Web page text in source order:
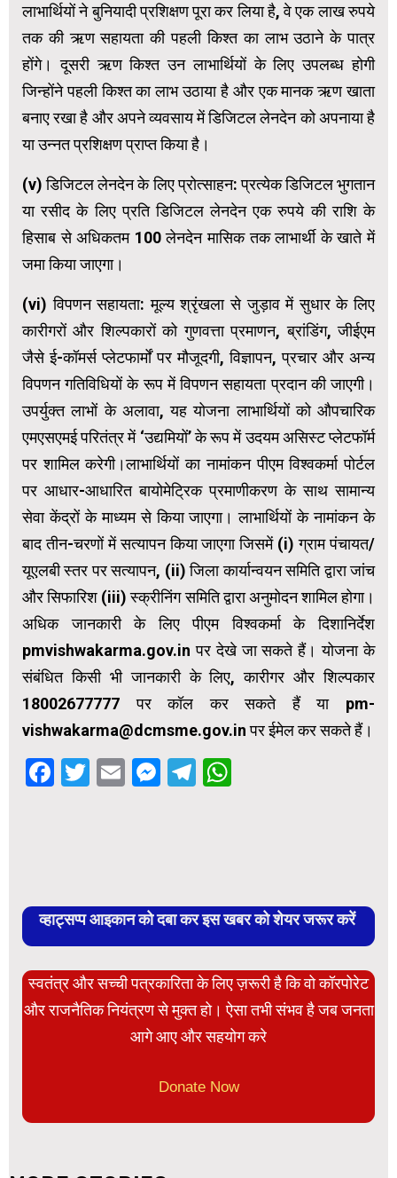
लाभार्थियों ने बुनियादी प्रशिक्षण पूरा कर लिया है, वे एक लाख रुपये
तक की ऋण सहायता की पहली किश्त का लाभ उठाने के पात्र
होंगे। दूसरी ऋण किश्त उन लाभार्थियों के लिए उपलब्ध होगी
जिन्होंने पहली किश्त का लाभ उठाया है और एक मानक ऋण खाता
बनाए रखा है और अपने व्यवसाय में डिजिटल लेनदेन को अपनाया है
या उन्नत प्रशिक्षण प्राप्त किया है।
(v) डिजिटल लेनदेन के लिए प्रोत्साहन: प्रत्येक डिजिटल भुगतान
या रसीद के लिए प्रति डिजिटल लेनदेन एक रुपये की राशि के
हिसाब से अधिकतम 100 लेनदेन मासिक तक लाभार्थी के खाते में
जमा किया जाएगा।
(vi) विपणन सहायता: मूल्य श्रृंखला से जुड़ाव में सुधार के लिए
कारीगरों और शिल्पकारों को गुणवत्ता प्रमाणन, ब्रांडिंग, जीईएम
जैसे ई-कॉमर्स प्लेटफार्मों पर मौजूदगी, विज्ञापन, प्रचार और अन्य
विपणन गतिविधियों के रूप में विपणन सहायता प्रदान की जाएगी।
उपर्युक्त लाभों के अलावा, यह योजना लाभार्थियों को औपचारिक
एमएसएमई परितंत्र में ‘उद्यमियों’ के रूप में उदयम असिस्ट प्लेटफॉर्म
पर शामिल करेगी।लाभार्थियों का नामांकन पीएम विश्वकर्मा पोर्टल
पर आधार-आधारित बायोमेट्रिक प्रमाणीकरण के साथ सामान्य
सेवा केंद्रों के माध्यम से किया जाएगा। लाभार्थियों के नामांकन के
बाद तीन-चरणों में सत्यापन किया जाएगा जिसमें (i) ग्राम पंचायत/
यूएलबी स्तर पर सत्यापन, (ii) जिला कार्यान्वयन समिति द्वारा जांच
और सिफारिश (iii) स्क्रीनिंग समिति द्वारा अनुमोदन शामिल होगा।
अधिक जानकारी के लिए पीएम विश्वकर्मा के दिशानिर्देश
pmvishwakarma.gov.in पर देखे जा सकते हैं। योजना के
संबंधित किसी भी जानकारी के लिए, कारीगर और शिल्पकार
18002677777 पर कॉल कर सकते हैं या pm-
vishwakarma@dcmsme.gov.in पर ईमेल कर सकते हैं।
Facebook
Twitter
EmailMessenger
Telegram
व्हाट्सप्प आइकान को दबा कर इस खबर को शेयर जरूर करें
स्वतंत्र और सच्ची पत्रकारिता के लिए ज़रूरी है कि वो कॉरपोरेट
और राजनैतिक नियंत्रण से मुक्त हो। ऐसा तभी संभव है जब जनता
आगे आए और सहयोग करे
Donate Now